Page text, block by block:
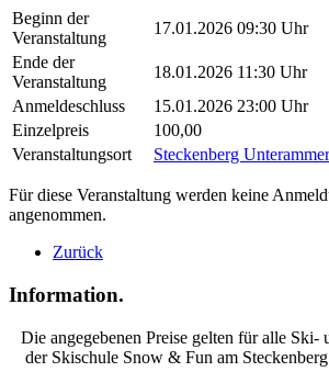
Beginn der
Veranstaltung
17.01.2026 09:30 Uhr
Ende der
Veranstaltung
18.01.2026 11:30 Uhr
Anmeldeschluss
15.01.2026 23:00 Uhr
Einzelpreis
100,00
Veranstaltungsort
Steckenberg
Für diese Veranstaltung werden keine
angenommen.
Zurück
Information.
Die angegebenen Preise gelten für alle Ski-
der Skischule Snow & Fun am